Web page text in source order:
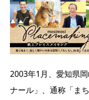
2003年1月、愛知県
ナール」、通称「ま